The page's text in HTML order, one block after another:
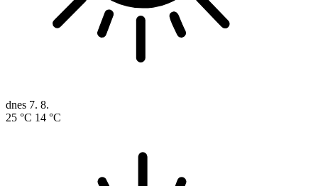
dnes 7. 8.
25 °C 14 °C